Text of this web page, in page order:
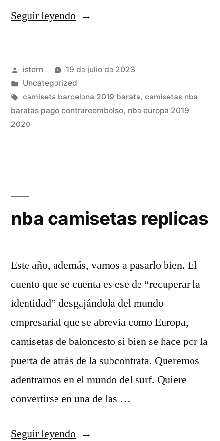
Seguir leyendo«camiseta
nba
cleveland
cavaliers
Publicado
por
istern
19 de julio de 2023
Publicado
en
Uncategorized
Etiquetas:
camiseta barcelona 2019 barata, camisetas nba
baratas pago contrareembolso, nba europa 2019
2020
nba camisetas replicas
Este año, además, vamos a pasarlo bien. El
cuento que se cuenta es ese de “recuperar la
identidad” desgajándola del mundo
empresarial que se abrevia como Europa,
camisetas de baloncesto si bien se hace por la
puerta de atrás de la subcontrata. Queremos
adentrarnos en el mundo del surf. Quiere
convertirse en una de las …
Seguir leyendo«nba